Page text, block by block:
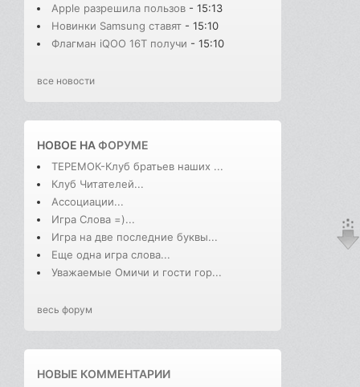
Apple разрешила пользов - 15:13
Новинки Samsung ставят - 15:10
Флагман iQOO 16T получи - 15:10
все новости
НОВОЕ НАФОРУМЕ
ТЕРЕМОК-Клуб братьев наших ...
Клуб Читателей...
Ассоциации...
Игра Слова =)...
Игра на две последние буквы...
Еще одна игра слова...
Уважаемые Омичи и гости гор...
весь форум
НОВЫЕ КОММЕНТАРИИ